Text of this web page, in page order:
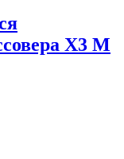
X3 M